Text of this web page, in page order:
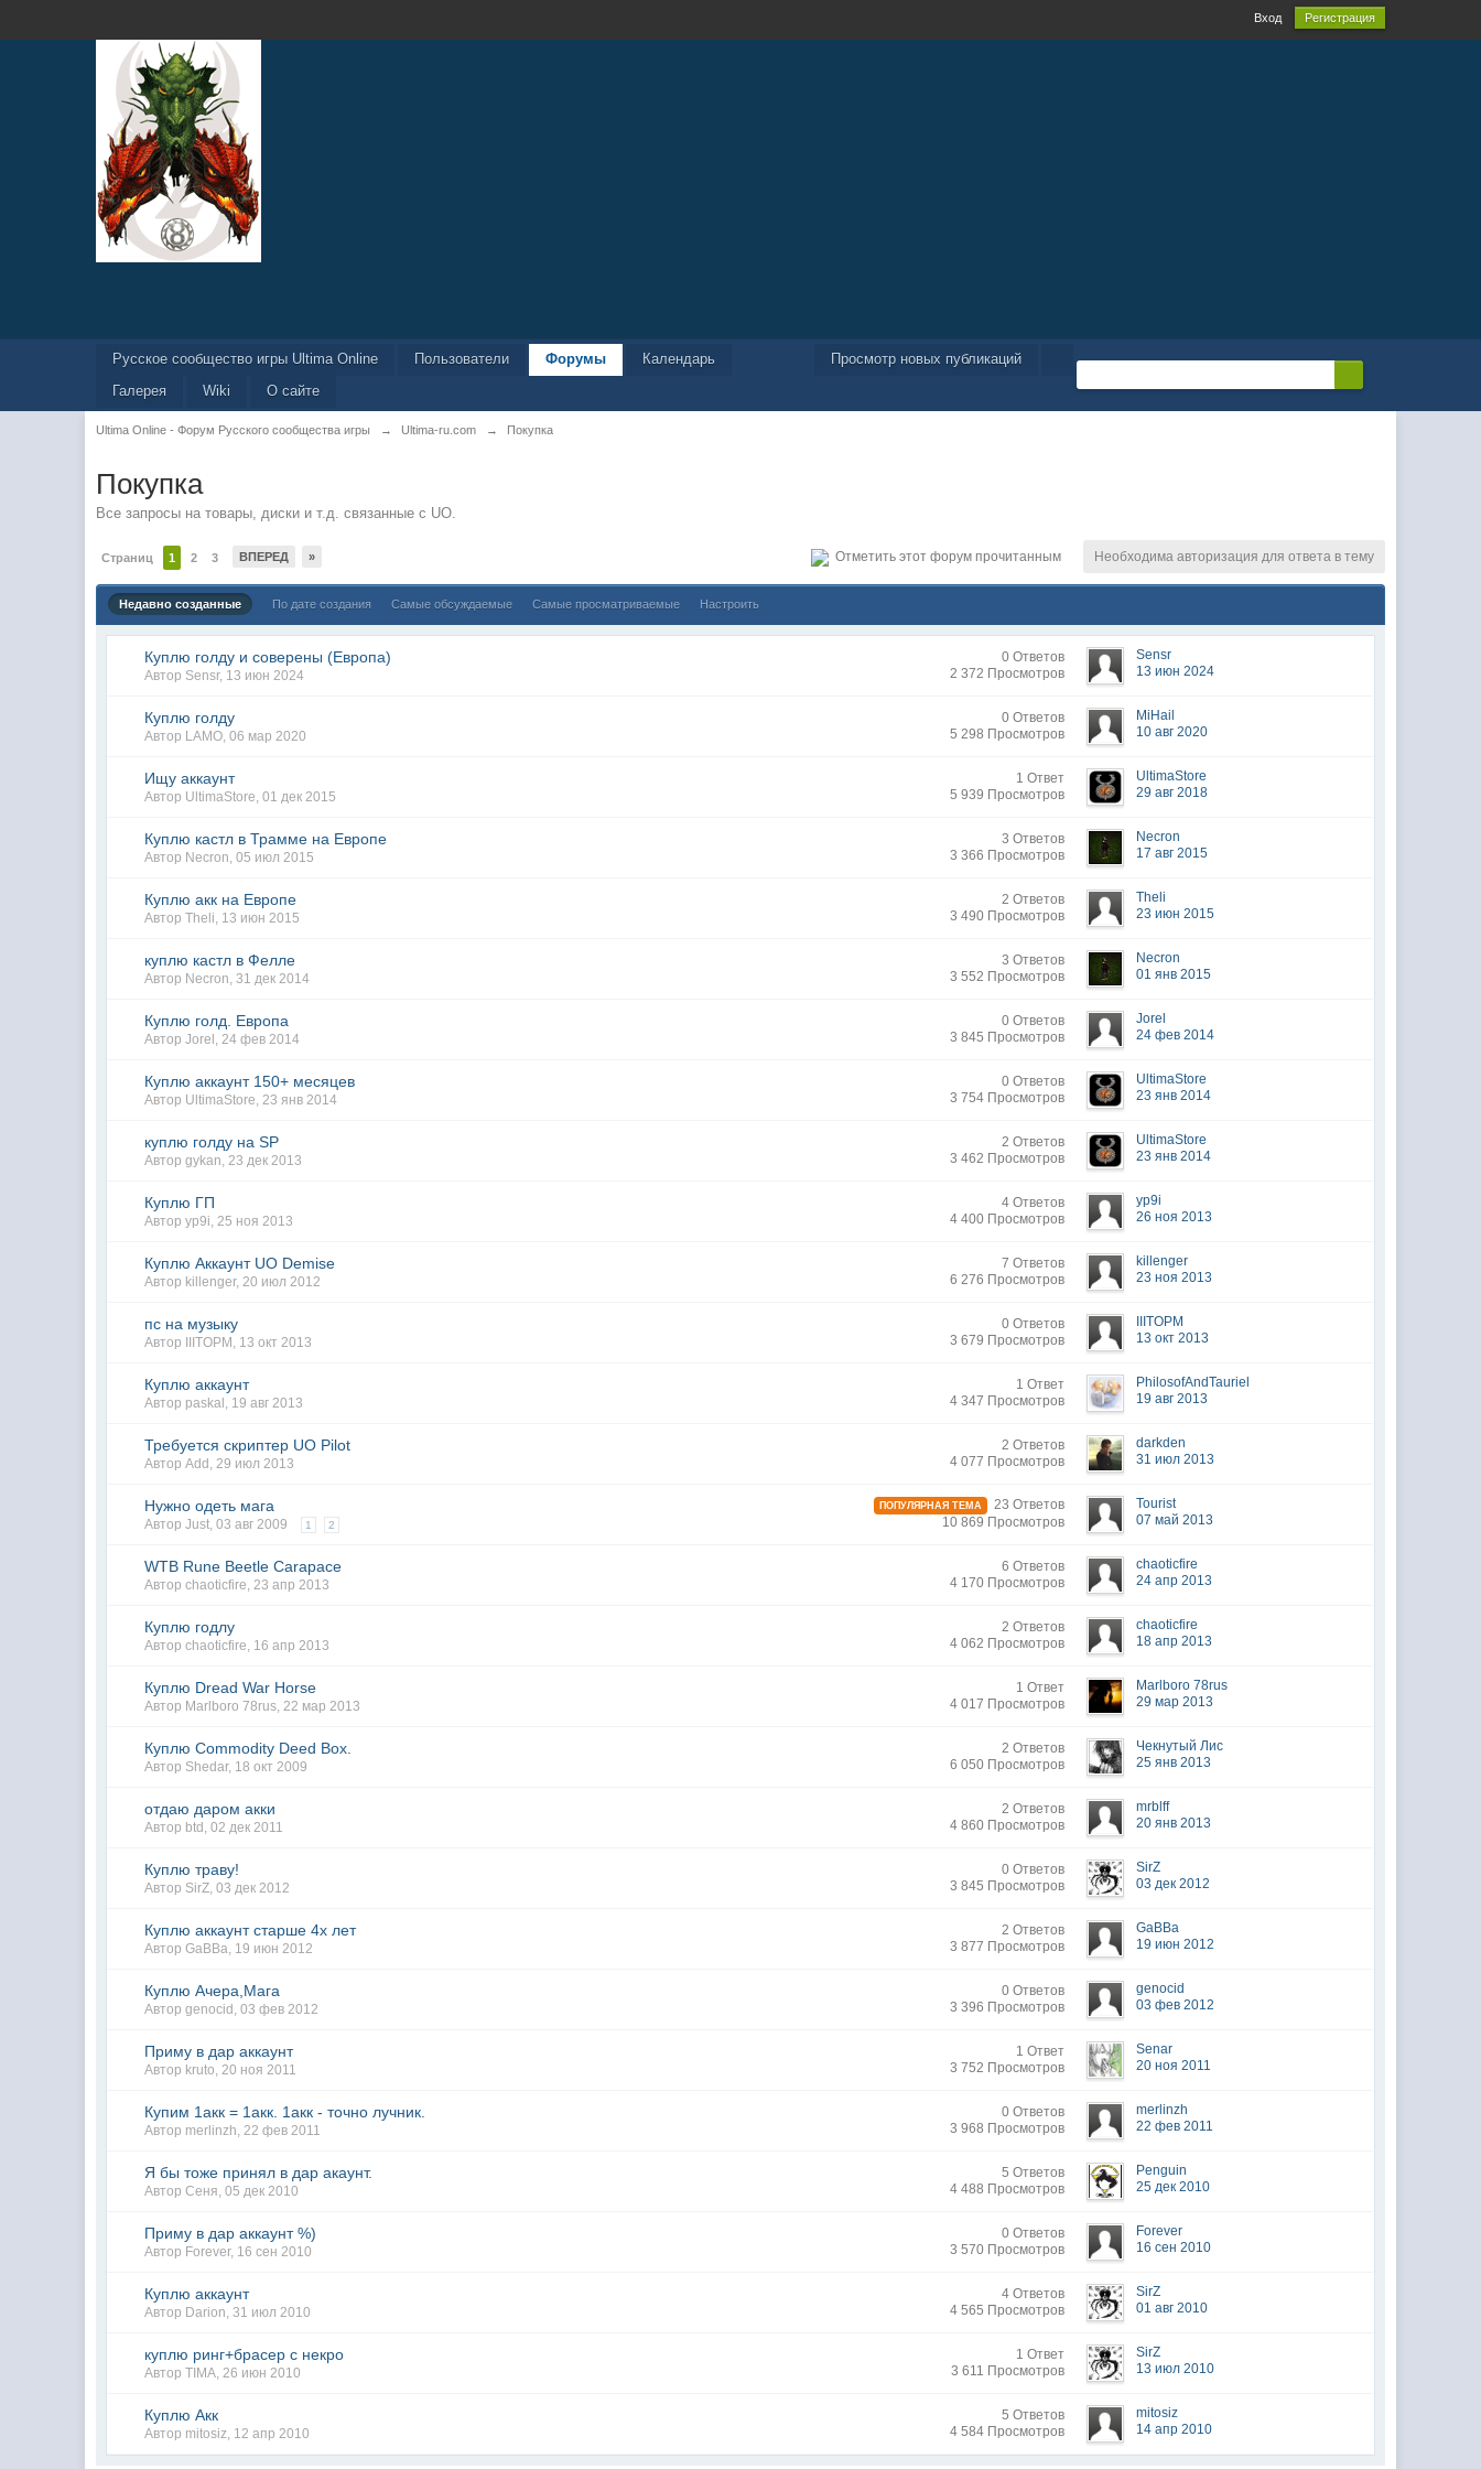
Вход Регистрация
Просмотр новых публикаций
Русское сообщество игры Ultima Online Пользователи Форумы
Календарь
Галерея
Wiki О сайте
Ultima Online - Форум Русского сообщества игры → Ultima-ru.com → Покупка
Покупка
Все запросы на товары, диски и т.д. связанные с UO.
Страниц 1 2 3 ВПЕРЕД » Необходима авторизация для ответа в тему
Отметить этот форум прочитанным
Недавно созданные По дате создания Самые обсуждаемые Самые просматриваемые Настроить
Куплю голду и соверены (Европа)
Автор Sensr, 13 июн 2024
0 Ответов
2 372 Просмотров
Sensr
13 июн 2024
Куплю голду
Автор LAMO,06 мар 2020
0 Ответов
5 298 Просмотров
MiHail
10 авг 2020
Ищу аккаунт
Автор UltimaStore,01 дек 2015
1 Ответ
5 939 Просмотров
UltimaStore
29 авг 2018
Куплю кастл в Трамме на Европе
Автор Necron,05 июл 2015
3 Ответов
3 366 Просмотров
Necron
17 авг 2015
Куплю акк на Европе
АвторTheli, 13 июн 2015
2 Ответов
3 490 Просмотров
Theli
23 июн 2015
куплю кастл в Фелле
Автор Necron,31 дек 2014
3 Ответов
3 552 Просмотров
Necron
01 янв 2015
Куплю голд. Европа
АвторJorel ,24 фев 2014
0 Ответов
3 845 Просмотров
Jorel
24 фев 2014
Куплю аккаунт 150+ месяцев
Автор UltimaStore,23 янв 2014
0 Ответов
3 754 Просмотров
UltimaStore
23 янв 2014
куплю голду на SP
Авторgykan,23 дек 2013
2 Ответов
3 462 Просмотров
UltimaStore
23 янв 2014
Куплю ГП
Авторyp9i,25 ноя 2013
4 Ответов
4 400 Просмотров
yp9i
26 ноя 2013
Куплю Аккаунт UO Demise
Автор killenger,20 июл 2012
7 Ответов
6 276 Просмотров
killenger
23 ноя 2013
пс на музыку
Автор IIITOPM , 13 окт 2013
0 Ответов
3 679 Просмотров
IIITOPM
13 окт 2013
Куплю аккаунт
Автор paskal , 19 авг 2013
1 Ответ
4 347 Просмотров
PhilosofAndTauriel
19 авг 2013
Требуется скриптер UO Pilot
АвторAdd ,29 июл 2013
2 Ответов
4 077 Просмотров
darkden
31 июл 2013
Нужно одеть мага
АвторJust,03 авг 2009 1 2
ПОПУЛЯРНАЯ ТЕМА
23 Ответов
10 869 Просмотров
Tourist
07 май 2013
WTB Rune Beetle Carapace
Авторchaoticfire,23 апр 2013
6 Ответов
4 170 Просмотров
chaoticfire
24 апр 2013
Куплю годлу
Авторchaoticfire, 16 апр 2013
2 Ответов
4 062 Просмотров
chaoticfire
18 апр 2013
Куплю Dread War Horse
Автор Marlboro 78rus,22 мар 2013
1 Ответ
4 017 Просмотров
Marlboro 78rus
29 мар 2013
Куплю Commodity Deed Box.
Автор Shedar, 18 окт 2009
2 Ответов
6 050 Просмотров
Чекнутый Лис
25 янв 2013
отдаю даром акки
Автор btd ,02 дек 2011
2 Ответов
4 860 Просмотров
mrblff
20 янв 2013
Куплю траву!
Автор SirZ,03 дек 2012
0 Ответов
3 845 Просмотров
SirZ
03 дек 2012
Куплю аккаунт старше 4х лет
АвторGaBBa, 19 июн 2012
2 Ответов
3 877 Просмотров
GaBBa
19 июн 2012
Куплю Ачера,Мага
Авторgenocid ,03 фев 2012
0 Ответов
3 396 Просмотров
genocid
03 фев 2012
Приму в дар аккаунт
Автор kruto,20 ноя 2011
1 Ответ
3 752 Просмотров
Senar
20 ноя 2011
Купим 1акк = 1акк. 1акк - точно лучник.
Автор merlinzh,22 фев 2011
0 Ответов
3 968 Просмотров
merlinzh
22 фев 2011
Я бы тоже принял в дар акаунт.
АвторСеня,05 дек 2010
5 Ответов
4 488 Просмотров
Penguin
25 дек 2010
Приму в дар аккаунт %)
Автор Forever, 16 сен 2010
0 Ответов
3 570 Просмотров
Forever
16 сен 2010
Куплю аккаунт
Автор Darion,31 июл 2010
4 Ответов
4 565 Просмотров
SirZ
01 авг 2010
куплю ринг+брасер с некро
АвторTIMA,26 июн 2010
1 Ответ
3 611 Просмотров
SirZ
13 июл 2010
Куплю Акк
Автор mitosiz, 12 апр 2010
5 Ответов
4 584 Просмотров
mitosiz
14 апр 2010